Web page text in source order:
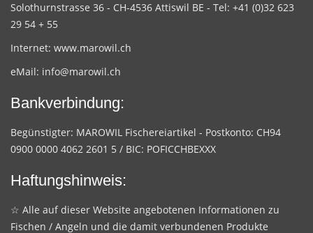
Solothurnstrasse 36 - CH-4536 Attiswil BE - Tel: +41 (0)32 623
29 54 + 55
Internet: www.marowil.ch
eMail: info@marowil.ch
Bankverbindung:
Begünstigter: MAROWIL Fischereiartikel - Postkonto: CH94
0900 0000 4062 2601 5 / BIC: POFICCHBEXXX
Haftungshinweis:
☆ Alle auf dieser Website angebotenen Informationen zu
Fischen / Angeln und die damit verbundenen Produkte